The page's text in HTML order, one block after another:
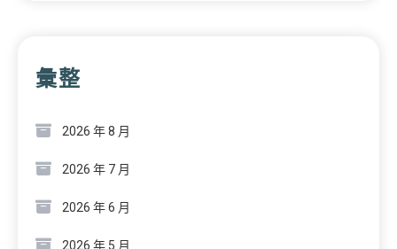
彙整
2026 年 8 月
2026 年 7 月
2026 年 6 月
2026 年 5 月